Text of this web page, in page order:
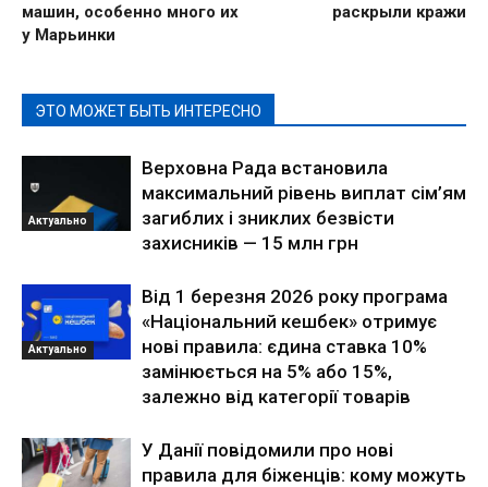
машин, особенно много их
у Марьинки
раскрыли кражи
ЭТО МОЖЕТ БЫТЬ ИНТЕРЕСНО
Актуально
Верховна Рада встановила
максимальний рівень виплат сім’ям
загиблих і зниклих безвісти
захисників — 15 млн грн
Актуально
Від 1 березня 2026 року програма
«Національний кешбек» отримує
нові правила: єдина ставка 10%
замінюється на 5% або 15%,
залежно від категорії товарів
У Данії повідомили про нові
правила для біженців: кому можуть